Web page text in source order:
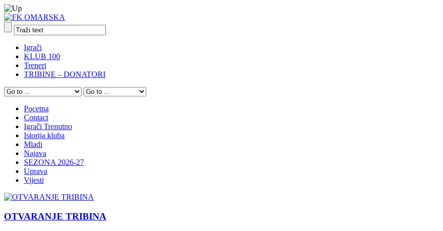
Igrači
KLUB 100
Treneri
TRIBINE – DONATORI
Pocetna
Contact
Igrači Trenutno
Istorija kluba
Mladi
Najava
SEZONA 2026-27
Uprava
Vijesti
OTVARANJE TRIBINA